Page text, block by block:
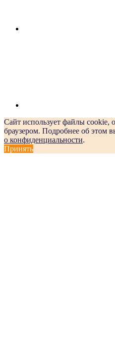
Сайт использует файлы cookie,
браузером. Подробнее об этом
о конфиденциальности.
Принять